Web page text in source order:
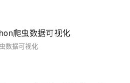
爬虫数据可视化
数据可视化